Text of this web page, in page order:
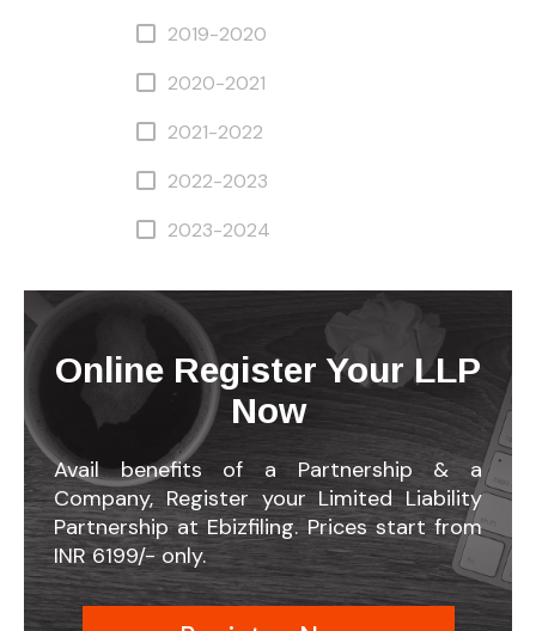
2019-2020
2020-2021
2021-2022
2022-2023
2023-2024
Online Register Your LLP
Now
Avail benefits of a Partnership & a
Company, Register your Limited Liability
Partnership at Ebizfiling. Prices start from
INR 6199/- only.